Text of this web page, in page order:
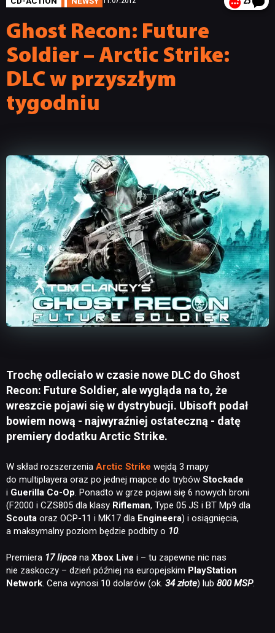
Ghost Recon: Future
Soldier – Arctic Strike:
DLC w przyszłym
tygodniu
Trochę odleciało w czasie nowe DLC do Ghost
Recon: Future Soldier, ale wygląda na to, że
wreszcie pojawi się w dystrybucji. Ubisoft podał
bowiem nową - najwyraźniej ostateczną - datę
premiery dodatku Arctic Strike.
W skład rozszerzenia Arctic Strike wejdą 3 mapy
do multiplayera oraz po jednej mapce do trybów Stockade
i Guerilla Co-Op. Ponadto w grze pojawi się 6 nowych broni
(F2000 i CZS805 dla klasy Rifleman, Type 05 JS i BT Mp9 dla
Scouta oraz OCP-11 i MK17 dla Engineera) i osiągnięcia,
a maksymalny poziom będzie podbity o 10.
Premiera 17 lipca na Xbox Live i – tu zapewne nic nas
nie zaskoczy – dzień później na europejskim PlayStation
Network. Cena wynosi 10 dolarów (ok. 34 złote) lub 800 MSP.